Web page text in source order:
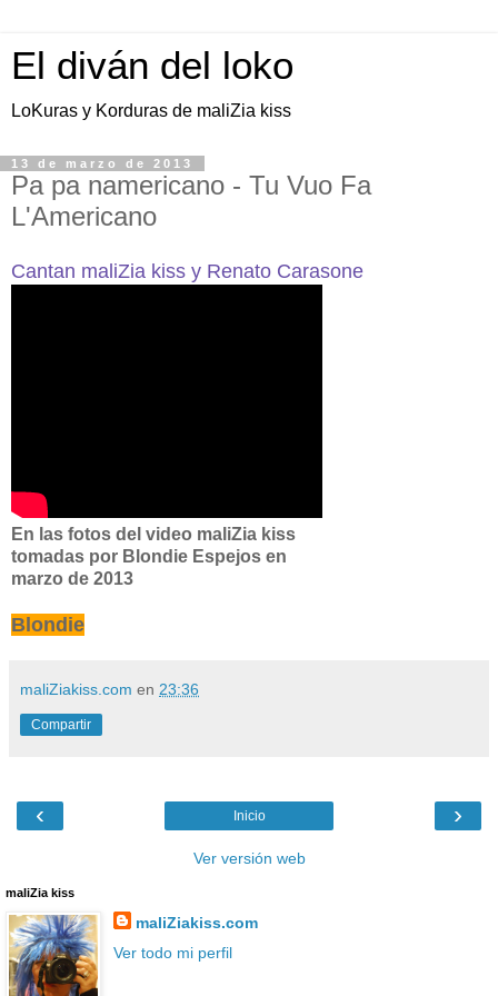
El diván del loko
LoKuras y Korduras de maliZia kiss
13 de marzo de 2013
Pa pa namericano - Tu Vuo Fa
L'Americano
Cantan maliZia kiss y Renato Carasone
En las fotos del video maliZia kiss
tomadas por Blondie Espejos en
marzo de 2013
Blondie
maliZiakiss.com en 23:36
Compartir
‹ ›
Inicio
Ver versión web
maliZia kiss
maliZiakiss.com
Ver todo mi perfil